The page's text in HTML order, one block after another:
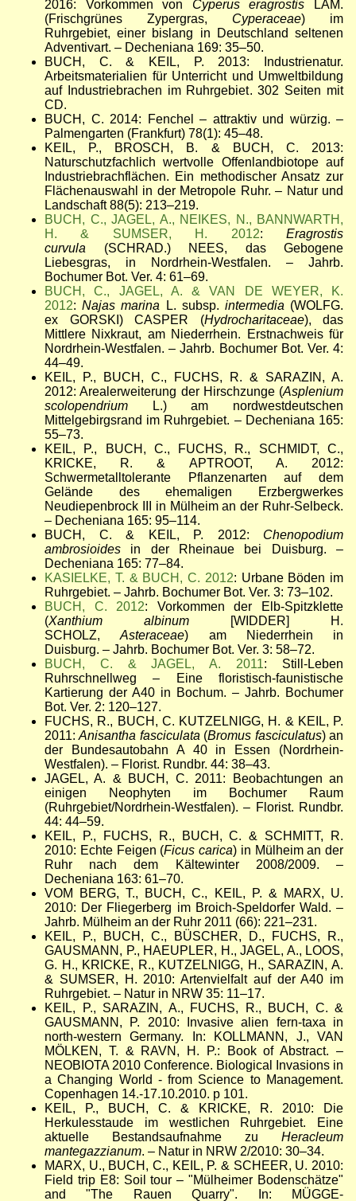
2016: Vorkommen von Cyperus eragrostis LAM.
(Frischgrünes Zypergras, Cyperaceae) im
Ruhrgebiet, einer bislang in Deutschland seltenen
Adventivart. – Decheniana 169: 35–50.
BUCH, C. & KEIL, P. 2013: Industrienatur.
Arbeitsmaterialien für Unterricht und Umweltbildung
auf Industriebrachen im Ruhrgebiet. 302 Seiten mit
CD.
BUCH, C. 2014: Fenchel – attraktiv und würzig. –
Palmengarten (Frankfurt) 78(1): 45–48.
KEIL, P., BROSCH, B. & BUCH, C. 2013:
Naturschutzfachlich wertvolle Offenlandbiotope auf
Industriebrachflächen. Ein methodischer Ansatz zur
Flächenauswahl in der Metropole Ruhr. – Natur und
Landschaft 88(5): 213–219.
BUCH, C., JAGEL, A., NEIKES, N., BANNWARTH,
H. & SUMSER, H. 2012:Eragrostis
curvula (SCHRAD.) NEES, das Gebogene
Liebesgras, in Nordrhein-Westfalen. – Jahrb.
Bochumer Bot. Ver. 4: 61–69.
BUCH, C., JAGEL, A. & VAN DE WEYER, K.
2012:Najas marina L. subsp. intermedia (WOLFG.
ex GORSKI) CASPER (Hydrocharitaceae), das
Mittlere Nixkraut, am Niederrhein. Erstnachweis für
Nordrhein-Westfalen. – Jahrb. Bochumer Bot. Ver. 4:
44–49.
KEIL, P., BUCH, C., FUCHS, R. & SARAZIN, A.
2012: Arealerweiterung der Hirschzunge (Asplenium
scolopendrium L.) am nordwestdeutschen
Mittelgebirgsrand im Ruhrgebiet. – Decheniana 165:
55–73.
KEIL, P., BUCH, C., FUCHS, R., SCHMIDT, C.,
KRICKE, R. & APTROOT, A. 2012:
Schwermetalltolerante Pflanzenarten auf dem
Gelände des ehemaligen Erzbergwerkes
Neudiepenbrock III in Mülheim an der Ruhr-Selbeck.
– Decheniana 165: 95–114.
BUCH, C. & KEIL, P. 2012: Chenopodium
ambrosioides in der Rheinaue bei Duisburg. –
Decheniana 165: 77–84.
KASIELKE, T. & BUCH, C. 2012: Urbane Böden im
Ruhrgebiet. – Jahrb. Bochumer Bot. Ver. 3: 73–102.
BUCH, C. 2012: Vorkommen der Elb-Spitzklette
(Xanthium albinum [WIDDER] H.
SCHOLZ,Asteraceae) am Niederrhein in
Duisburg. – Jahrb. Bochumer Bot. Ver. 3: 58–72.
BUCH, C. & JAGEL, A. 2011: Still-Leben
Ruhrschnellweg – Eine floristisch-faunistische
Kartierung der A40 in Bochum. – Jahrb. Bochumer
Bot. Ver. 2: 120–127.
FUCHS, R., BUCH, C. KUTZELNIGG, H. & KEIL, P.
2011:Anisantha fasciculata (Bromus fasciculatus) an
der Bundesautobahn A 40 in Essen (Nordrhein-
Westfalen). – Florist. Rundbr. 44: 38–43.
JAGEL, A. & BUCH, C. 2011: Beobachtungen an
einigen Neophyten im Bochumer Raum
(Ruhrgebiet/Nordrhein-Westfalen). – Florist. Rundbr.
44: 44–59.
KEIL, P., FUCHS, R., BUCH, C. & SCHMITT, R.
2010: Echte Feigen (Ficus carica) in Mülheim an der
Ruhr nach dem Kältewinter 2008/2009. –
Decheniana 163: 61–70.
VOM BERG, T., BUCH, C., KEIL, P. & MARX, U.
2010: Der Fliegerberg im Broich-Speldorfer Wald. –
Jahrb. Mülheim an der Ruhr 2011 (66): 221–231.
KEIL, P., BUCH, C., BÜSCHER, D., FUCHS, R.,
GAUSMANN, P., HAEUPLER, H., JAGEL, A., LOOS,
G. H., KRICKE, R., KUTZELNIGG, H., SARAZIN, A.
& SUMSER, H. 2010: Artenvielfalt auf der A40 im
Ruhrgebiet. – Natur in NRW 35: 11–17.
KEIL, P., SARAZIN, A., FUCHS, R., BUCH, C. &
GAUSMANN, P. 2010: Invasive alien fern-taxa in
north-western Germany. In: KOLLMANN, J., VAN
MÖLKEN, T. & RAVN, H. P.: Book of Abstract. –
NEOBIOTA 2010 Conference. Biological Invasions in
a Changing World - from Science to Management.
Copenhagen 14.-17.10.2010. p 101.
KEIL, P., BUCH, C. & KRICKE, R. 2010: Die
Herkulesstaude im westlichen Ruhrgebiet. Eine
aktuelle Bestandsaufnahme zu Heracleum
mantegazzianum. – Natur in NRW 2/2010: 30–34.
MARX, U., BUCH, C., KEIL, P. & SCHEER, U. 2010:
Field trip E8: Soil tour – "Mülheimer Bodenschätze"
and "The Rauen Quarry". In: MÜGGE-